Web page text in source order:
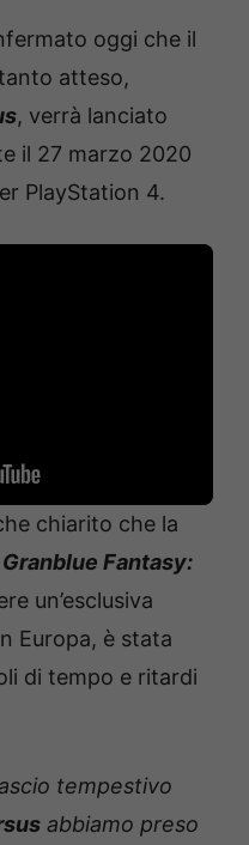
oggi che il
atteso,
, verrà lanciato
il 27 marzo 2020
PlayStation 4.
chiarito che la
Granblue Fantasy:
un’esclusiva
Europa, è stata
di tempo e ritardi
tempestivo
abbiamo preso